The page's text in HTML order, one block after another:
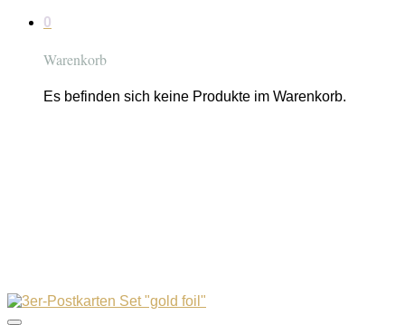
0
Warenkorb
Es befinden sich keine Produkte im Warenkorb.